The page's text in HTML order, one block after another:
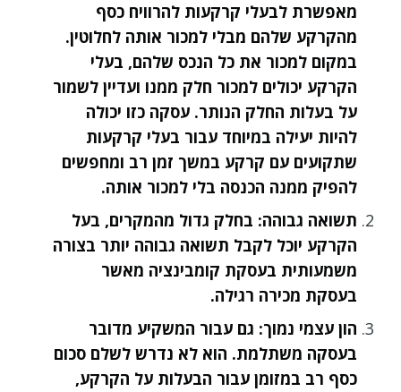
מאפשרת לבעלי קרקעות להרוויח כסף
מהקרקע שלהם מבלי למכור אותה לחלוטין.
במקום למכור את כל הנכס שלהם, בעלי
הקרקע יכולים למכור חלק ממנו ועדיין לשמור
על בעלות החלק הנותר. עסקה כזו יכולה
להיות יעילה במיוחד עבור בעלי קרקעות
שתקועים עם קרקע במשך זמן רב ומחפשים
להפיק ממנה הכנסה בלי למכור אותה.
תשואה גבוהה: בחלק גדול מהמקרים, בעל
הקרקע יוכל לקבל תשואה גבוהה יותר בצורה
משמעותית בעסקת קומבינציה מאשר
בעסקת מכירה רגילה.
הון עצמי נמוך: גם עבור המשקיע מדובר
בעסקה משתלמת. הוא לא נדרש לשלם סכום
כסף רב במזומן עבור הבעלות על הקרקע,